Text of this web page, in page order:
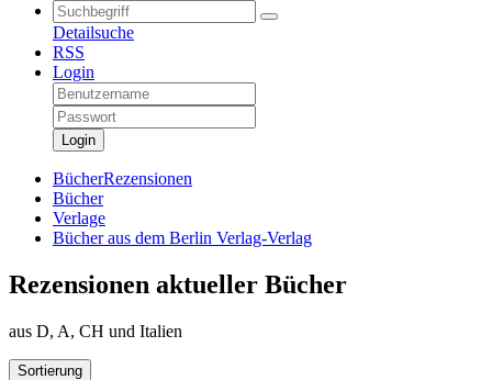
Detailsuche
RSS
Login
Login
BücherRezensionen
Bücher
Verlage
Bücher aus dem Berlin Verlag-Verlag
Rezensionen aktueller Bücher
aus D, A, CH und Italien
Sortierung